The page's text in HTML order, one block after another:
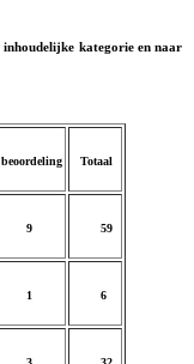
inhoudelijke kategorie en naar
Totaal
9 59
1 6